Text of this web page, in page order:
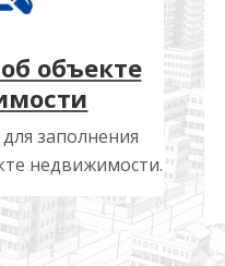
объекте
заполнения
недвижимости.